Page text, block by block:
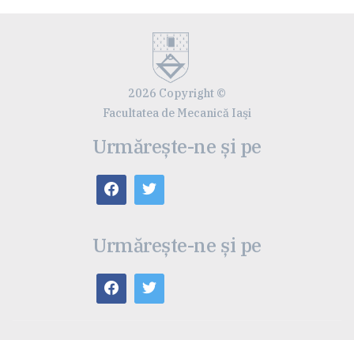
2026 Copyright ©
Facultatea de Mecanică Iaşi
Urmărește-ne și pe
Urmărește-ne și pe